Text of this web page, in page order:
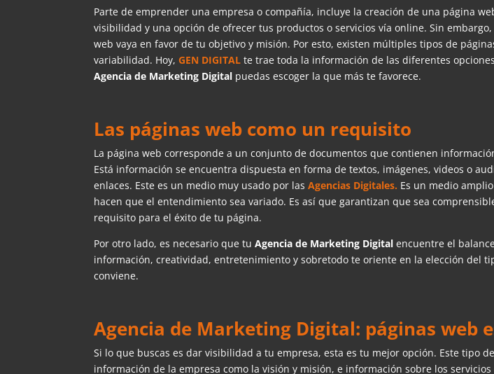
Parte de emprender una empresa o compañía, incluye la creación de una página
visibilidad y una opción de ofrecer tus productos o servicios vía online. Sin
web vaya en favor de tu objetivo y misión. Por esto, existen múltiples tipos de
variabilidad. Hoy,GEN DIGITAL te trae toda la información de las diferentes
Agencia de Marketing Digital puedas escoger la que más te favorece.
Las páginas web como un requisito
La página web corresponde a un conjunto de documentos que contienen
Está información se encuentra dispuesta en forma de textos, imágenes, videos o
enlaces. Este es un medio muy usado por lasAgencias Digitales. Es un medio
hacen que el entendimiento sea variado. Es así que garantizan que sea
requisito para el éxito de tu página.
Por otro lado, es necesario que tuAgencia de Marketing Digital encuentre el
información, creatividad, entretenimiento y sobretodo te oriente en la elección del
conviene.
Agencia de Marketing Digital: páginas web
Si lo que buscas es dar visibilidad a tu empresa, esta es tu mejor opción. Este tipo
información de la empresa como la visión y misión, e información sobre los